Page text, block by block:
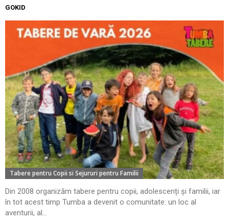
GOKID
Tabere pentru Copii si Sejururi pentru Familii
Din 2008 organizăm tabere pentru copii, adolescenți și familii, iar
în tot acest timp Tumba a devenit o comunitate: un loc al
aventurii, al...